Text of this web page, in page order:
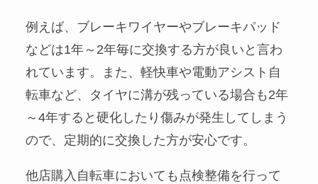
例えば、ブレーキワイヤーやブレーキパッド
などは1年～2年毎に交換する方が良いと言わ
れています。また、軽快車や電動アシスト自
転車など、タイヤに溝が残っている場合も2年
～4年すると硬化したり傷みが発生してしまう
ので、定期的に交換した方が安心です。
他店購入自転車においても点検整備を行って